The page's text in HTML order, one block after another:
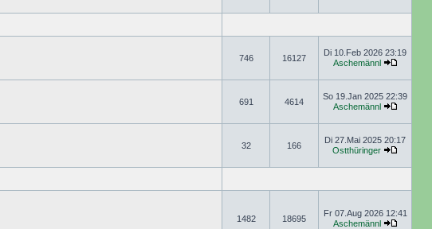
746 16127
Di 10.Feb 2026 23:19
Aschemännl
691 4614
So 19.Jan 2025 22:39
Aschemännl
32 166
Di 27.Mai 2025 20:17
Ostthüringer
1482 18695
Fr 07.Aug 2026 12:41
Aschemännl